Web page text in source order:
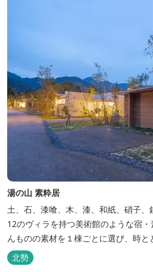
湯の山 素粋居
土、石、漆喰、木、漆、和紙、硝子
12のヴィラを持つ美術館のような宿・素粋居 素のまま
んものの素材を１棟ごとに選び、時と
ィラをつくりました。現代美術・工芸
つらえた空間は、 とびきり居心地が
北勢